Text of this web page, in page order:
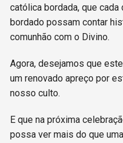
católica bordada, que
bordado possam contar
comunhão com o Divino.
Agora, desejamos que
um renovado apreço por
nosso culto.
E que na próxima
possa ver mais do que